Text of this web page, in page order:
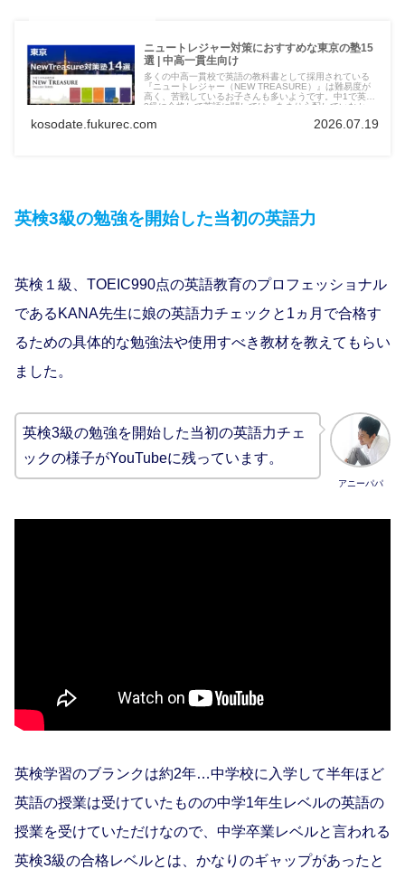
ニュートレジャー対策におすすめな東京の塾15
選 | 中高一貫生向け
多くの中高一貫校で英語の教科書として採用されている
『ニュートレジャー（NEW TREASURE）』は難易度が
高く、苦戦しているお子さんも多いようです。中1で英検
3級に合格して英語に関しては、あまり心配していなかっ
『ニュートレジャー（NEW TREASURE）対策』ができ
kosodate.fukurec.com 2026.07.19
英検3級の勉強を開始した当初の英語力
英検１級、TOEIC990点の英語教育のプロフェッショナル
であるKANA先生に娘の英語力チェックと1ヵ月で合格す
るための具体的な勉強法や使用すべき教材を教えてもらい
ました。
アニーパパ
英検3級の勉強を開始した当初の英語力チェ
ックの様子がYouTubeに残っています。
英検学習のブランクは約2年…中学校に入学して半年ほど
英語の授業は受けていたものの中学1年生レベルの英語の
授業を受けていただけなので、中学卒業レベルと言われる
英検3級の合格レベルとは、かなりのギャップがあったと